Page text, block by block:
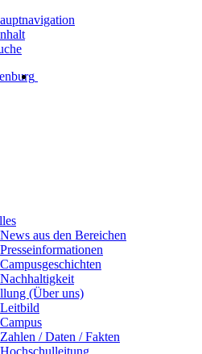
News aus den Bereichen
Presseinformationen
Campusgeschichten
Nachhaltigkeit
(Über uns)
Leitbild
Campus
Zahlen / Daten / Fakten
Hochschulleitung